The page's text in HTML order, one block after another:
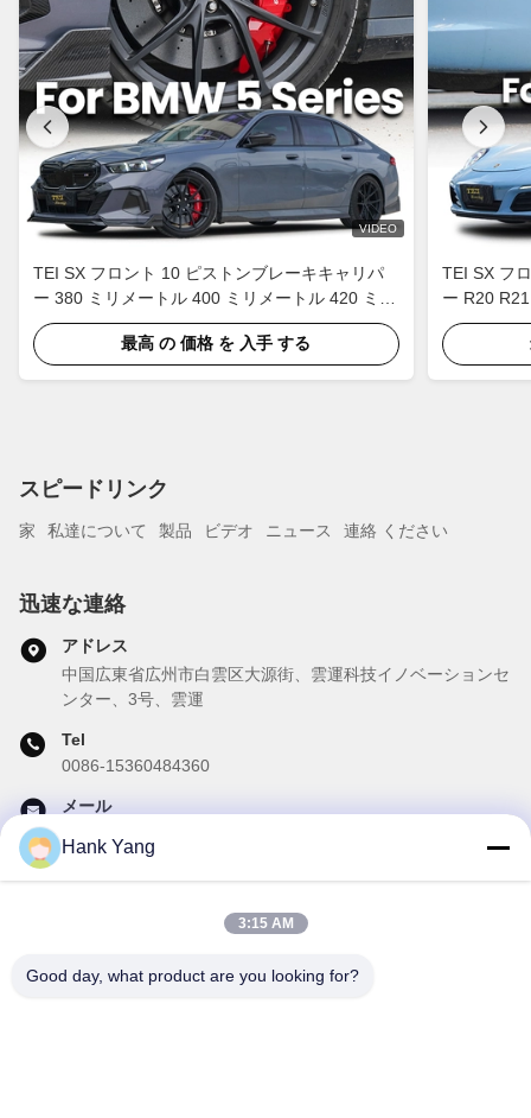
VIDEO
TEI SX フロント 10 ピストンブレーキキャリパ
ー 380 ミリメートル 400 ミリメートル 420 ミリ
メートルカーボンセラミックブレーキローターキ
ット BMW 525i 530i 535i 540i
最高 の 価格 を 入手 する
TEI SX フ
ー R20
レーキキ
スピードリンク
家 私達について 製品 ビデオ ニュース 連絡 ください
迅速な連絡
アドレス
中国広東省広州市白雲区大源街、雲運科技イノベーションセ
ンター、3号、雲運
Tel
0086-15360484360
メール
ニュースレターへの購読は,割引などで可能です.
Hank Yang
3:15 AM
Good day, what product are you looking for?